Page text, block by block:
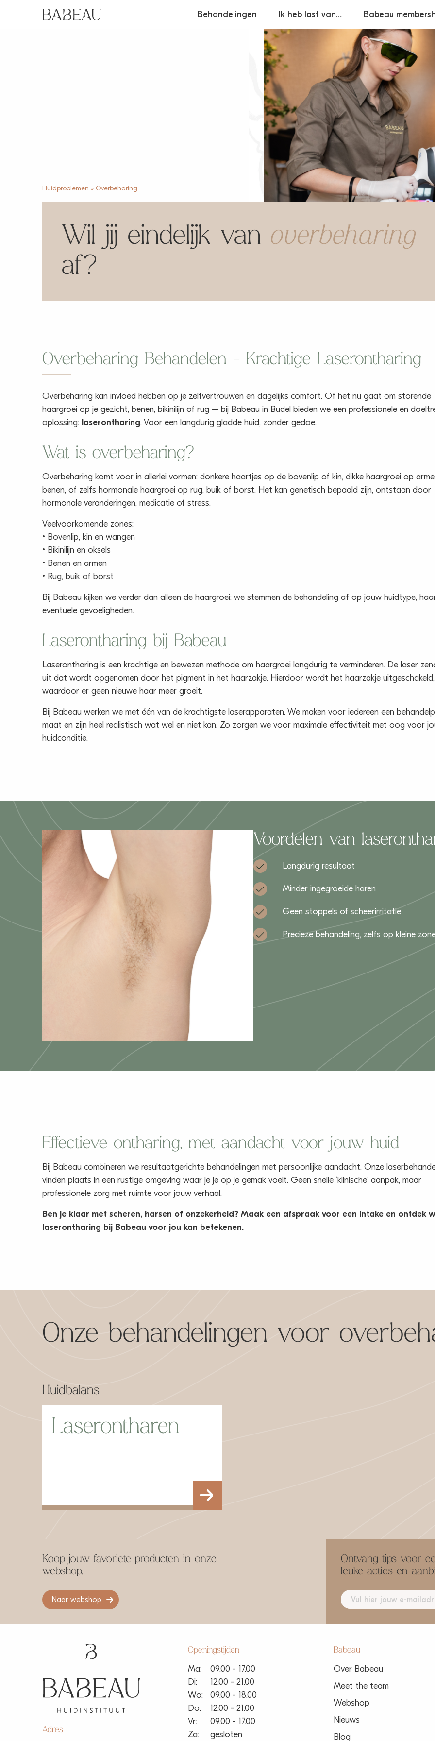
Behandelingen Ik heb last van… Babeau
Huidproblemen » Overbeharing
Wil jij eindelijk van overbeharing
af?
Overbeharing Behandelen – Krachtige Laserontharing
Overbeharing kan invloed hebben op je zelfvertrouwen en dagelijks comfort. Of het nu gaat om storende
haargroei op je gezicht, benen, bikinilijn of rug – bij Babeau in Budel bieden we een professionele en
oplossing: laserontharing. Voor een langdurig gladde huid, zonder gedoe.
Wat is overbeharing?
Overbeharing komt voor in allerlei vormen: donkere haartjes op de bovenlip of kin, dikke haargroei op
benen, of zelfs hormonale haargroei op rug, buik of borst. Het kan genetisch bepaald zijn, ontstaan door
hormonale veranderingen, medicatie of stress.
Veelvoorkomende zones:
• Bovenlip, kin en wangen
• Bikinilijn en oksels
• Benen en armen
• Rug, buik of borst
Bij Babeau kijken we verder dan alleen de haargroei: we stemmen de behandeling af op jouw huidtype,
eventuele gevoeligheden.
Laserontharing bij Babeau
Laserontharing is een krachtige en bewezen methode om haargroei langdurig te verminderen. De laser
uit dat wordt opgenomen door het pigment in het haarzakje. Hierdoor wordt het haarzakje uitgeschakeld,
waardoor er geen nieuwe haar meer groeit.
Bij Babeau werken we met één van de krachtigste laserapparaten. We maken voor iedereen een
maat en zijn heel realistisch wat wel en niet kan. Zo zorgen we voor maximale effectiviteit met oog voor
huidconditie.
Voordelen van
Langdurig resultaat
Minder ingegroeide haren
Geen stoppels of scheerirritatie
Precieze behandeling, zelfs op kleine
Effectieve ontharing, met aandacht voor jouw huid
Bij Babeau combineren we resultaatgerichte behandelingen met persoonlijke aandacht. Onze
vinden plaats in een rustige omgeving waar je je op je gemak voelt. Geen snelle ‘klinische’ aanpak, maar
professionele zorg met ruimte voor jouw verhaal.
Ben je klaar met scheren, harsen of onzekerheid? Maak een afspraak voor een intake en ontdek
laserontharing bij Babeau voor jou kan betekenen.
Onze behandelingen voor
Huidbalans
Laserontharen
Koop jouw favoriete producten in onze
webshop.
Naar webshop
Ontvang tips voor
leuke acties en
Adres
Openingstijden
Ma:
09.00 - 17.00
Di:
12.00 - 21.00
Wo:
09.00 - 18.00
Do:
12.00 - 21.00
Vr:
09.00 - 17.00
Za:
gesloten
Babeau
Over Babeau
Meet the team
Webshop
Nieuws
Blog